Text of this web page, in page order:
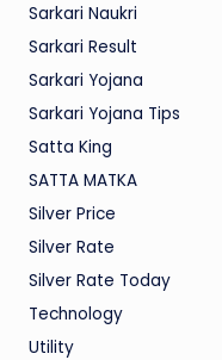
Sarkari Naukri
Sarkari Result
Sarkari Yojana
Sarkari Yojana Tips
Satta King
SATTA MATKA
Silver Price
Silver Rate
Silver Rate Today
Technology
Utility